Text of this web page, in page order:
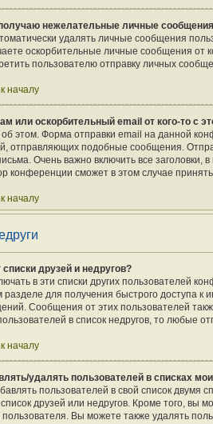
нежелательные личные
удалять личные сообщения
оскорбительные личные сообщения от
пользователю отправку личных
началу
или оскорбительный email от кого-то с
этом. Форма отправки email на данной
отправляющих подобные сообщения.
Очень важно включить все
конференции сможет в этом случае
началу
друзей и недругов?
в эти списки других пользователей
для получения быстрого доступа к
Сообщения от этих пользователей
в список недругов, то любые
началу
удалять пользователей в списках
пользователей в свой список двумя
друзей или недругов. Кроме того, вы
Вы можете также удалять